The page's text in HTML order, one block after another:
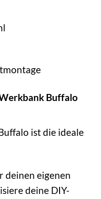
Buffalo
ist die ideale
deinen eigenen
deine DIY-